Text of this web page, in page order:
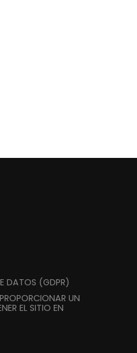
DATOS (GDPR)
UN
EL SITIO EN